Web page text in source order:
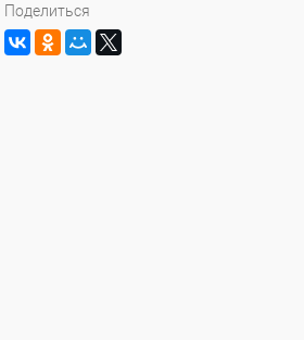
Поделиться